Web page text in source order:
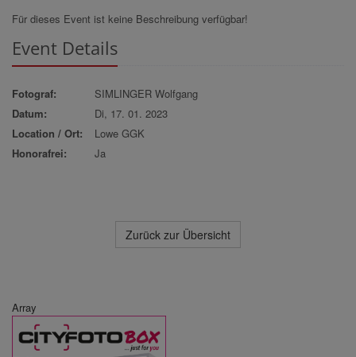
Für dieses Event ist keine Beschreibung verfügbar!
Event Details
Fotograf:
SIMLINGER Wolfgang
Datum:
Di, 17. 01. 2023
Location / Ort:
Lowe GGK
Honorafrei:
Ja
Zurück zur Übersicht
Array